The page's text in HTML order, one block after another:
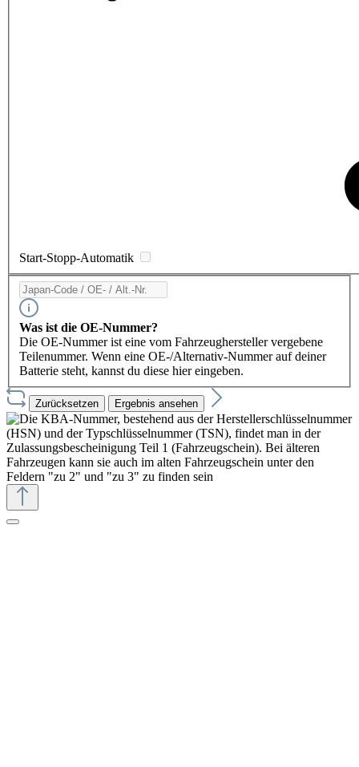
Start-Stopp-Automatik
Was ist die OE-Nummer?
Die OE-Nummer ist eine vom Fahrzeughersteller vergebene
Teilenummer. Wenn eine OE-/Alternativ-Nummer auf deiner
Batterie steht, kannst du diese hier eingeben.